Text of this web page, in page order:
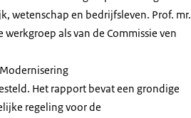
wetenschap en bedrijfsleven. Prof. mr.
werkgroep als van de Commissie ven
Het rapport bevat een grondige
regeling voor de